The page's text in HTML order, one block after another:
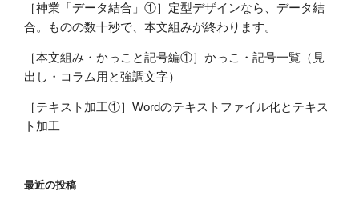
［神業「データ結合」①］定型デザインなら、データ結
合。ものの数十秒で、本文組みが終わります。
［本文組み・かっこと記号編①］かっこ・記号一覧（見
出し・コラム用と強調文字）
［テキスト加工①］Wordのテキストファイル化とテキス
ト加工
最近の投稿